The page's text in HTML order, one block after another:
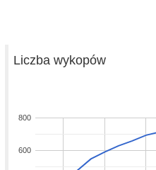
Liczba wykopów
600
800